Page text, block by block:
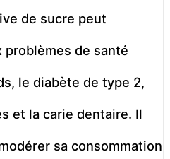
de sucre peut
de santé
le diabète de type 2,
et la carie dentaire. Il
sa consommation